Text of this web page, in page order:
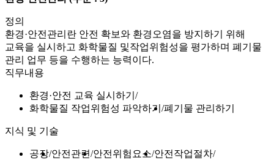
정의
환경·안전관리란 안전 확보와 환경오염을 방지하기 위해
교육을 실시하고 화학물질 및작업위험성을 평가하며 폐기물
관리 업무 등을 수행하는 능력이다.
직무내용
환경·안전 교육 실시하기
화학물질 작업위험성 파악하기
폐기물 관리하기
지식 및 기술
공장 안전관련 안전위험요소 안전작업절차